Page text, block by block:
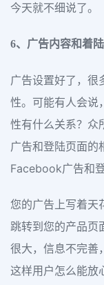
今天就不细说了。
6、广告内容和着
广告设置好了，很
性。可能有人会说
性有什么关系？众
广告和登陆页面
Facebook广告和
您的广告上写着天
跳转到您的产品页
很大，信息不完善
这样用户怎么能放